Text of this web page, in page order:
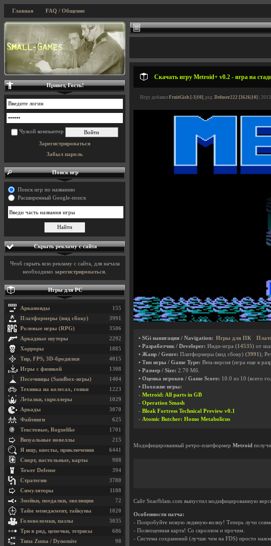
Главная FAQ / Общение
Скачать игру Metroid+ v0.2 - игра на
Игру добавил FruitGish [-3|10], ред. Defuser222 [3626|10] |
• SGi навигация / Navigation: Игры для ПК
• Разработчик / Developer: Инди-игра (14535) от
• Жанр / Genre: Платформеры (вид сбоку) (3991);
• Тип игры / Game Type: Beta-версия (игра еще в
• Размер / Size: 2.70 Мб.
• Оценка игроков / Game Score: 10.0 из 10 (всего
• Похожие игры:
- Metroid: All parts in GB
- Operation Smash
- Bleak Fortress Technical Preview v0.1
- Atomic Butcher: Homo Metabolicus
Модифицированный ретро-платформер Metroid
Сайт Snarfblam.com выпустил модифицированную
Особенности патча:
- Попробуйте новую ледяную-волну! Теперь лучи
- Полноценная карта! Со скроллом и прочим.
- Система сохранений (лучше чем на FDS) просто
Привет, Гость!
Чужой компьютер
Зарегистрироваться
Забыл пароль
Поиск игр
Поиск игр по названию
Расширенный Google-поиск
Скрыть рекламу с сайта
Чтоб скрыть всю рекламу с сайта, для начала
необходимо зарегистрироваться
Игры для PC
155
Арканоиды
3991
Платформеры (вид сбоку)
3506
Ролевые игры (RPG)
2292
Аркадные шутеры
1885
Хорроры
4015
Тир, FPS, 3D-бродилки
1308
Игры с физикой
1404
Песочницы (Sandbox-игры)
1223
Техника на колесах, гонки
1029
Леталки, скроллеры
3070
Аркады
625
Файтинги
1701
Текстовые, Roguelike
215
Визуальные новеллы
6441
Я ищу, квесты, приключения
988
Спорт, настольные, карты
394
Tower Defense
3780
Стратегии
1188
Симуляторы
72
Змейки, поедалки, эволюция
1020
Тайм менеджмент, тайкуны
3035
Головоломки, пазлы
686
Три в ряд, цепочки, тетрисы
98
Типа Zuma / Dynomite